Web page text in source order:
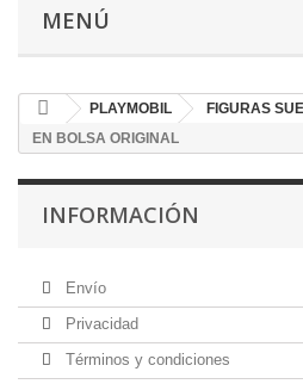
MENÚ
PLAYMOBIL
FIGURAS
EN BOLSA ORIGINAL
INFORMACIÓN
Envío
Privacidad
Términos y condiciones